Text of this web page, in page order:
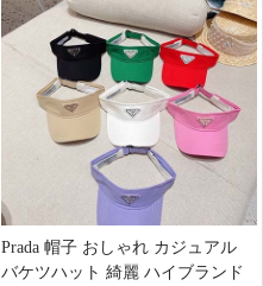
舗
Prada 帽子 おしゃれ カジュアル
バケツハット 綺麗 ハイブランド